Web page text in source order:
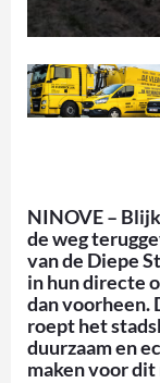
NINOVE –
de weg
van de Diepe
in hun directe
dan voorheen.
roept het
duurzaam en
maken voor